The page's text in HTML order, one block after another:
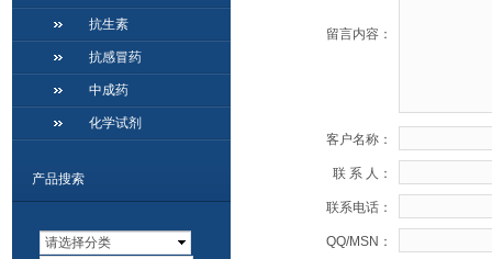
产品搜索
请选择分类
抗生素
抗感冒药
中成药
化学试剂
留言内容：
客户名称：
联 系 人：
联系电话：
QQ/MSN：